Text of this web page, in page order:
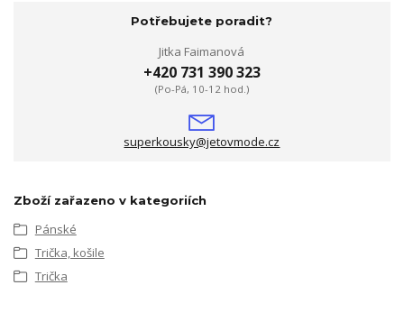
Potřebujete poradit?
Jitka Faimanová
+420 731 390 323
(Po-Pá, 10-12 hod.)
superkousky@jetovmode.cz
Zboží zařazeno v kategoriích
Pánské
Trička, košile
Trička